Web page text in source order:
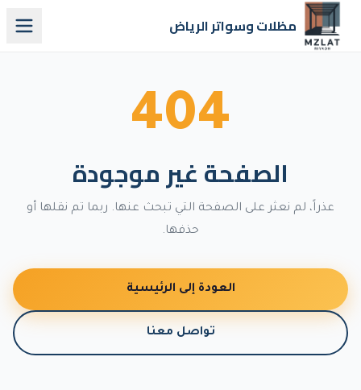
مظلات وسواتر الرياض
404
الصفحة غير موجودة
عذراً، لم نعثر على الصفحة التي تبحث عنها. ربما تم نقلها أو
حذفها.
العودة إلى الرئيسية
تواصل معنا